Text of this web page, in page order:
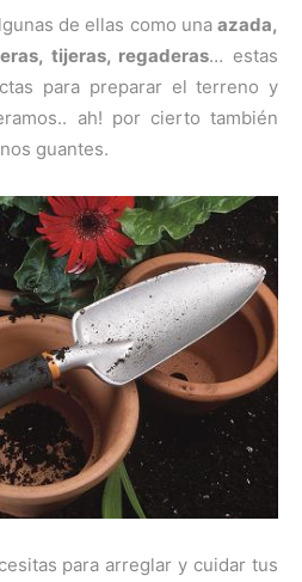
de ellas como una azada,
tijeras, regaderas… estas
para preparar el terreno y
ah! por cierto también
guantes.
para arreglar y cuidar tus